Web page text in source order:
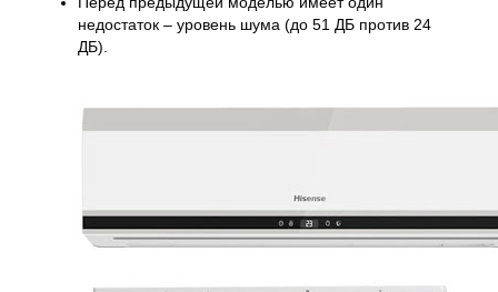
недостаток – уровень шума (до 51 ДБ против 24
ДБ).